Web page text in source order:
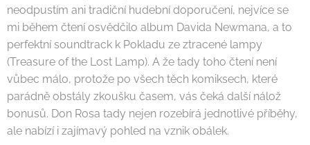
neodpustím ani tradiční hudební doporučení, nejvíce se
mi během čtení osvědčilo album Davida Newmana, a to
perfektní soundtrack k Pokladu ze ztracené lampy
(Treasure of the Lost Lamp). A že tady toho čtení není
vůbec málo, protože po všech těch komiksech, které
parádně obstály zkoušku časem, vás čeká další nálož
bonusů. Don Rosa tady nejen rozebírá jednotlivé příběhy,
ale nabízí i zajímavý pohled na vznik obálek.